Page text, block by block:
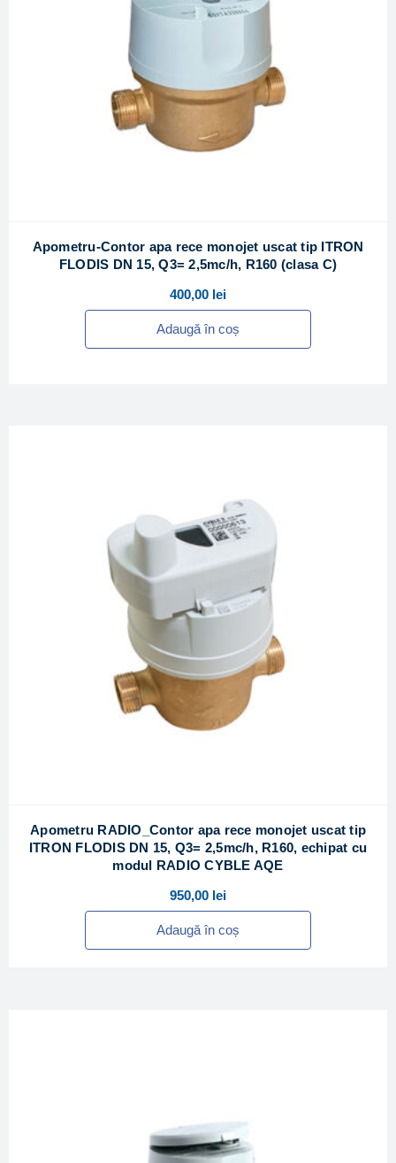
Apometru-Contor apa rece monojet uscat tip ITRON
FLODIS DN 15, Q3= 2,5mc/h, R160 (clasa C)
400,00 lei
Adaugă în coș
Apometru RADIO_Contor apa rece monojet uscat tip
ITRON FLODIS DN 15, Q3= 2,5mc/h, R160, echipat cu
modul RADIO CYBLE AQE
950,00 lei
Adaugă în coș